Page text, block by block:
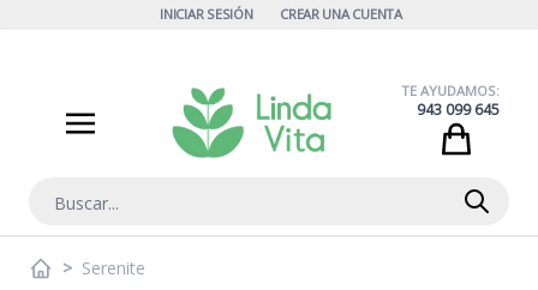
INICIAR SESIÓN CREAR UNA CUENTA
Buscar
TE AYUDAMOS:
943 099 645
> Serenite